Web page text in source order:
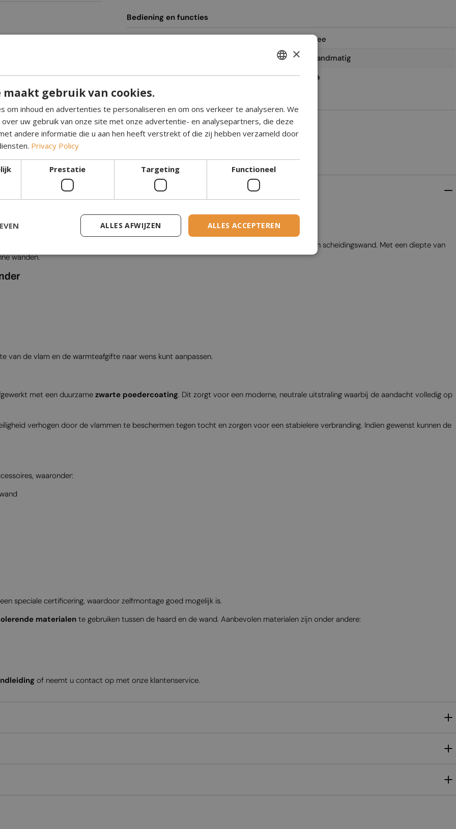
Bediening en functies
Nee
Handmatig
Glas inbegrepen
Ja
Algemeen / commercieel
Garantie
Haard
open zijden, waardoor u van het vlammenspel kunt genieten aan beide kanten van een scheidingswand. Met een diepte van
wanden.
de vlam en de warmteafgifte naar wens kunt aanpassen.
met een duurzamezwarte poedercoating. Dit zorgt voor een moderne, neutrale uitstraling waarbij de aandacht volledig op
verhogen door de vlammen te beschermen tegen tocht en zorgen voor een stabielere verbranding. Indien gewenst kunnen de
waaronder:
speciale certificering, waardoor zelfmontage goed mogelijk is.
materialente gebruiken tussen de haard en de wand. Aanbevolen materialen zijn onder andere:
of neemt u contact op met onze klantenservice.
CATALAN
CZECH
DUTCH
FRENCH
GERMAN
GREEK
NORWEGIAN
PORTUGUESE
×
maakt gebruik van cookies.
om inhoud en advertenties te personaliseren en om ons verkeer te analyseren. We
uw gebruik van onze site met onze advertentie- en analysepartners, die deze
andere informatie die u aan hen heeft verstrekt of die zij hebben verzameld door
Privacy Policy
Prestatie Targeting Functioneel
ALLES ACCEPTEREN
ALLES AFWIJZEN